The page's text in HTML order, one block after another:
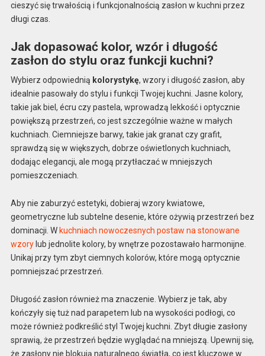
cieszyć się trwałością i funkcjonalnością zasłon w kuchni przez
długi czas.
Jak dopasować kolor, wzór i długość
zasłon do stylu oraz funkcji kuchni?
Wybierz odpowiednią kolorystykę, wzory i długość zasłon, aby
idealnie pasowały do stylu i funkcji Twojej kuchni. Jasne kolory,
takie jak biel, écru czy pastela, wprowadzą lekkość i optycznie
powiększą przestrzeń, co jest szczególnie ważne w małych
kuchniach. Ciemniejsze barwy, takie jak granat czy grafit,
sprawdzą się w większych, dobrze oświetlonych kuchniach,
dodając elegancji, ale mogą przytłaczać w mniejszych
pomieszczeniach.
Aby nie zaburzyć estetyki, dobieraj wzory kwiatowe,
geometryczne lub subtelne desenie, które ożywią przestrzeń bez
dominacji. W kuchniach nowoczesnych postaw na stonowane
wzorylub jednolite kolory, by wnętrze pozostawało harmonijne.
Unikaj przy tym zbyt ciemnych kolorów, które mogą optycznie
pomniejszać przestrzeń.
Długość zasłon również ma znaczenie. Wybierz je tak, aby
kończyły się tuż nad parapetem lub na wysokości podłogi, co
może również podkreślić styl Twojej kuchni. Zbyt długie zasłony
sprawią, że przestrzeń będzie wyglądać na mniejszą. Upewnij się,
że zasłony nie blokują naturalnego światła, co jest kluczowe w